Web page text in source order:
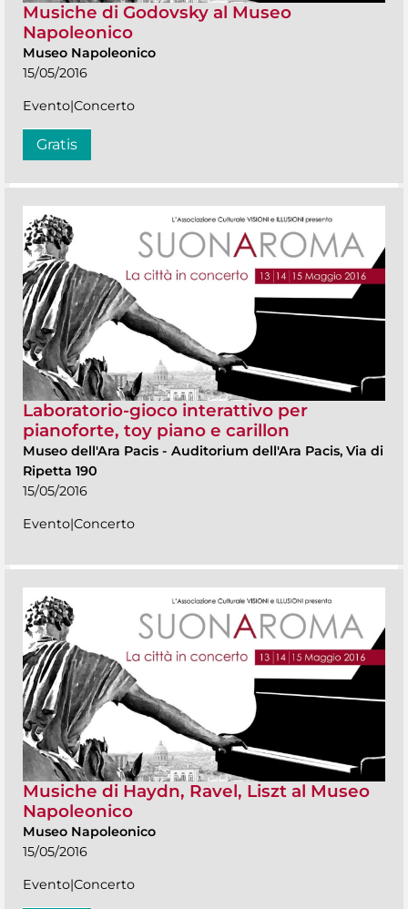
Musiche di Godovsky al Museo
Napoleonico
Museo Napoleonico
15/05/2016
Evento|Concerto
Gratis
Laboratorio-gioco interattivo per
pianoforte, toy piano e carillon
Museo dell'Ara Pacis - Auditorium dell'Ara Pacis, Via di
Ripetta 190
15/05/2016
Evento|Concerto
Musiche di Haydn, Ravel, Liszt al Museo
Napoleonico
Museo Napoleonico
15/05/2016
Evento|Concerto